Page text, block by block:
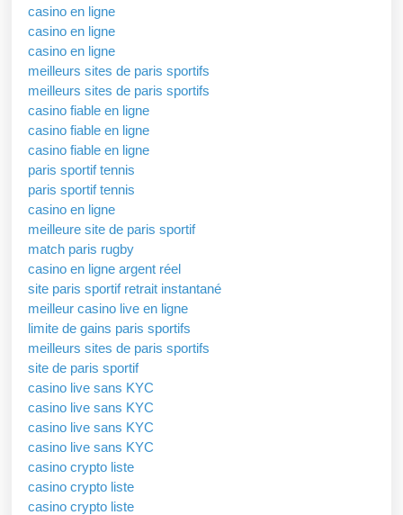
casino en ligne
casino en ligne
casino en ligne
meilleurs sites de paris sportifs
meilleurs sites de paris sportifs
casino fiable en ligne
casino fiable en ligne
casino fiable en ligne
paris sportif tennis
paris sportif tennis
casino en ligne
meilleure site de paris sportif
match paris rugby
casino en ligne argent réel
site paris sportif retrait instantané
meilleur casino live en ligne
limite de gains paris sportifs
meilleurs sites de paris sportifs
site de paris sportif
casino live sans KYC
casino live sans KYC
casino live sans KYC
casino live sans KYC
casino crypto liste
casino crypto liste
casino crypto liste